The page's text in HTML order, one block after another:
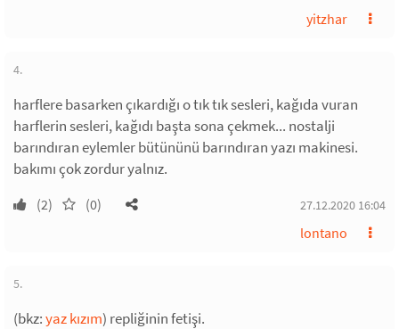
yitzhar
4.
harflere basarken çıkardığı o tık tık sesleri, kağıda vuran
harflerin sesleri, kağıdı başta sona çekmek... nostalji
barındıran eylemler bütününü barındıran yazı makinesi.
bakımı çok zordur yalnız.
(2) (0) 27.12.2020 16:04
lontano
5.
(bkz:yaz kızım) repliğinin fetişi.